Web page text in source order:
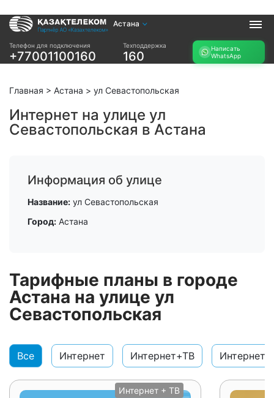
Астана
Телефон для подключения
+77001100160
Техподдержка
160
Написать
WhatsApp
Услуги
Интернет и ТВ в
Интернет и ТВ в
Интернет в офис
Прочее
возможность
названию ЖК
подбор тарифа
Подключиться к
Главная > Астана > ул Севастопольская
Интернет на улице ул
Севастопольская в Астана
Информация об улице
Название: ул Севастопольская
Город: Астана
Тарифные планы в городе
Астана на улице ул
Севастопольская
Все Интернет Интернет+ТВ
Интернет + ТВ